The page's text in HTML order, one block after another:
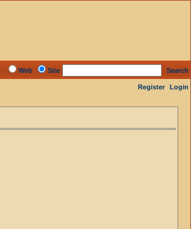
Web Site
Search
Register Login